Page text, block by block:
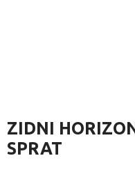
ZIDNI
SPRAT